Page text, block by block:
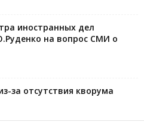
иностранных дел
на вопрос СМИ о
за отсутствия кворума